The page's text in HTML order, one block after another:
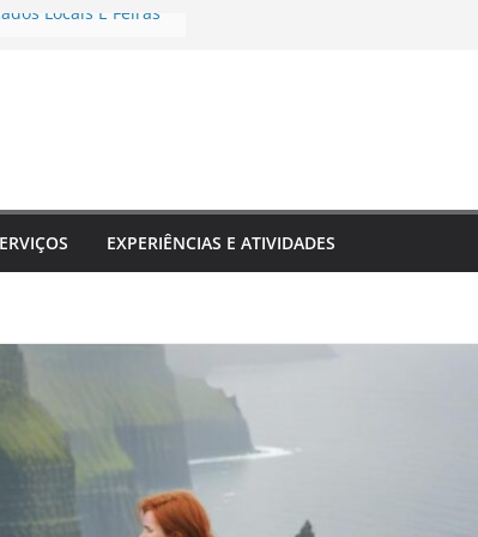
Locais E Feiras
únicas
EXPERIÊNCIAS E ATIVIDADES